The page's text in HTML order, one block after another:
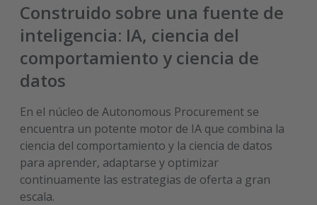
Construido sobre una fuente de
inteligencia: IA, ciencia del
comportamiento y ciencia de
datos
En el núcleo de Autonomous Procurement se
encuentra un potente motor de IA que combina la
ciencia del comportamiento y la ciencia de datos
para aprender, adaptarse y optimizar
continuamente las estrategias de oferta a gran
escala.